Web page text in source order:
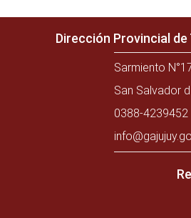
Dirección Provincial
Sarmiento
San Salvador
0388-